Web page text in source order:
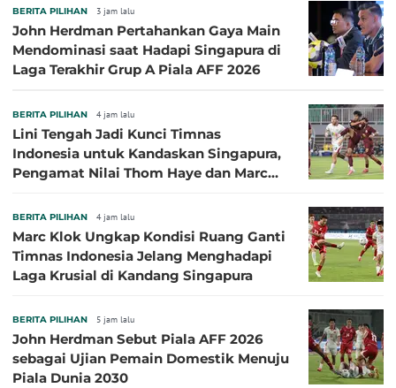
BERITA PILIHAN 3 jam lalu
John Herdman Pertahankan Gaya Main
Mendominasi saat Hadapi Singapura di
Laga Terakhir Grup A Piala AFF 2026
BERITA PILIHAN 4 jam lalu
Lini Tengah Jadi Kunci Timnas
Indonesia untuk Kandaskan Singapura,
Pengamat Nilai Thom Haye dan Marc
BERITA PILIHAN 4 jam lalu
Marc Klok Ungkap Kondisi Ruang Ganti
Timnas Indonesia Jelang Menghadapi
Laga Krusial di Kandang Singapura
BERITA PILIHAN 5 jam lalu
John Herdman Sebut Piala AFF 2026
sebagai Ujian Pemain Domestik Menuju
Piala Dunia 2030